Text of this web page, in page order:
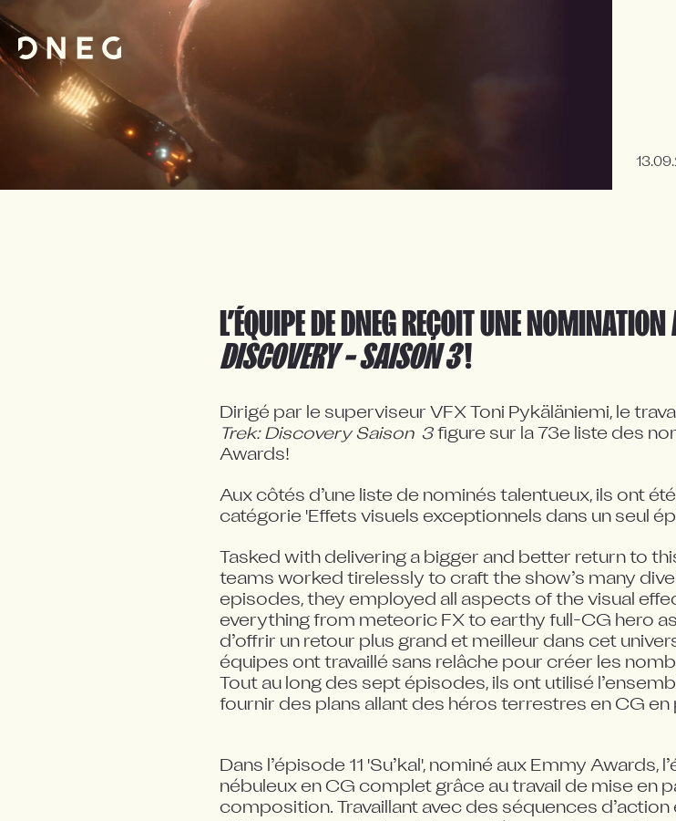
L’ÉQUIPE DE DNEG REÇOIT UNE
DISCOVERY – SAISON 3!
Dirigé par le superviseur VFX Toni Pykäläniemi, le
Trek: Discovery Saison  3 figure sur la 73e liste des
Awards!
Aux côtés d’une liste de nominés talentueux, ils ont
catégorie 'Effets visuels exceptionnels dans un seul
Tasked with delivering a bigger and better return to
teams worked tirelessly to craft the show’s many
episodes, they employed all aspects of the visual
everything from meteoric FX to earthy full-CG hero
d’offrir un retour plus grand et meilleur dans cet
équipes ont travaillé sans relâche pour créer les
Tout au long des sept épisodes, ils ont utilisé
fournir des plans allant des héros terrestres en CG
Dans l’épisode 11 'Su’kal', nominé aux Emmy Awards,
nébuleux en CG complet grâce au travail de mise en
composition. Travaillant avec des séquences